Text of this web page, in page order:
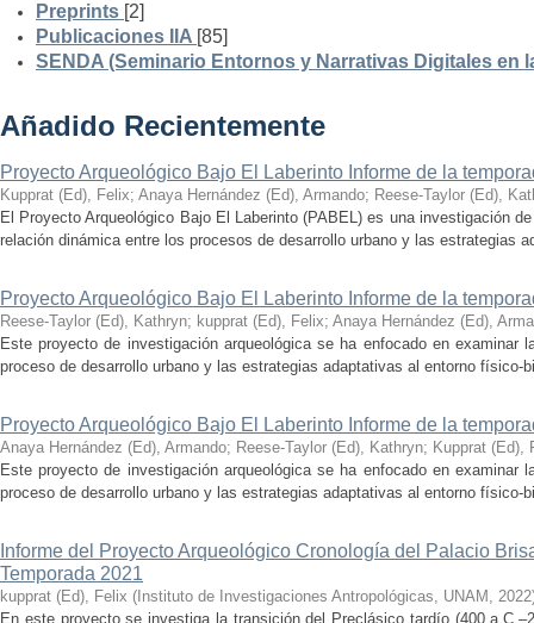
Preprints [2]
Publicaciones IIA [85]
SENDA (Seminario Entornos y Narrativas Digitales en
Añadido Recientemente
Proyecto Arqueológico Bajo El Laberinto Informe de la
Kupprat (Ed), Felix; Anaya Hernández (Ed), Armando; Reese-Taylor (Ed),
El Proyecto Arqueológico Bajo El Laberinto (PABEL) es una investigación
relación dinámica entre los procesos de desarrollo urbano y las estrategias
Proyecto Arqueológico Bajo El Laberinto Informe de la
Reese-Taylor (Ed), Kathryn; kupprat (Ed), Felix; Anaya Hernández (Ed),
Este proyecto de investigación arqueológica se ha enfocado en examinar
proceso de desarrollo urbano y las estrategias adaptativas al entorno físico-
Proyecto Arqueológico Bajo El Laberinto Informe de la
Anaya Hernández (Ed), Armando; Reese-Taylor (Ed), Kathryn; Kupprat (Ed),
Este proyecto de investigación arqueológica se ha enfocado en examinar
proceso de desarrollo urbano y las estrategias adaptativas al entorno físico-
Informe del Proyecto Arqueológico Cronología del Palacio
Temporada 2021
kupprat (Ed), Felix ( Instituto de Investigaciones Antropológicas, UNAM , 2022
En este proyecto se investiga la transición del Preclásico tardío (400